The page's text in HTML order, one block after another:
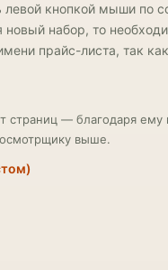
кнопкой мыши по
новый набор, то
прайс-листа, так
страниц — благодаря
выше.